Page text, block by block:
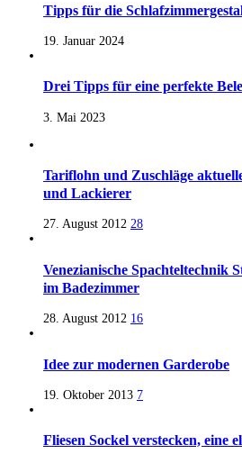
Tipps für die
19. Januar 2024
Drei Tipps für eine perfekte
3. Mai 2023
Tariflohn und Zuschläge
und Lackierer
27. August 2012 28
Venezianische Spachteltechnik
im Badezimmer
28. August 2012 16
Idee zur modernen Garderobe
19. Oktober 2013 7
Fliesen Sockel verstecken, eine